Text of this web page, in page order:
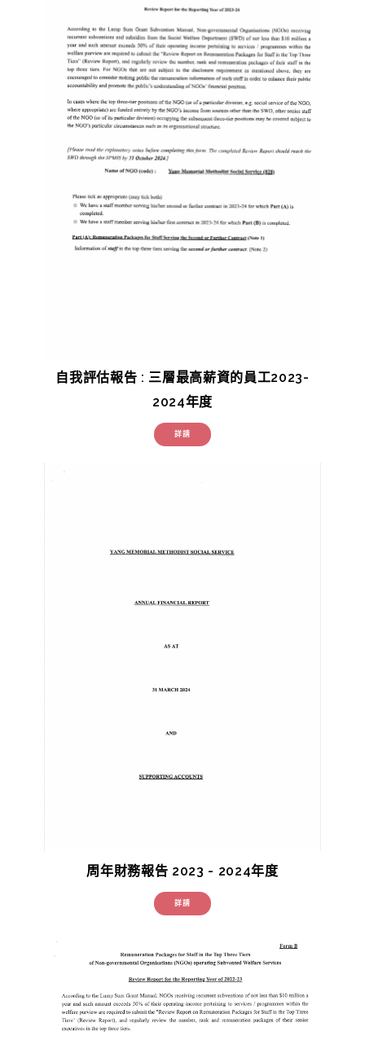
自我評估報告 : 三層最高薪資的員工2023-
2024年度
詳請
周年財務報告 2023 - 2024年度
詳請